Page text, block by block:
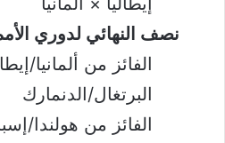
نصف النهائي لدوري
الفائز من ألمانيا/
البرتغال/الدنمارك
الفائز من هولندا/